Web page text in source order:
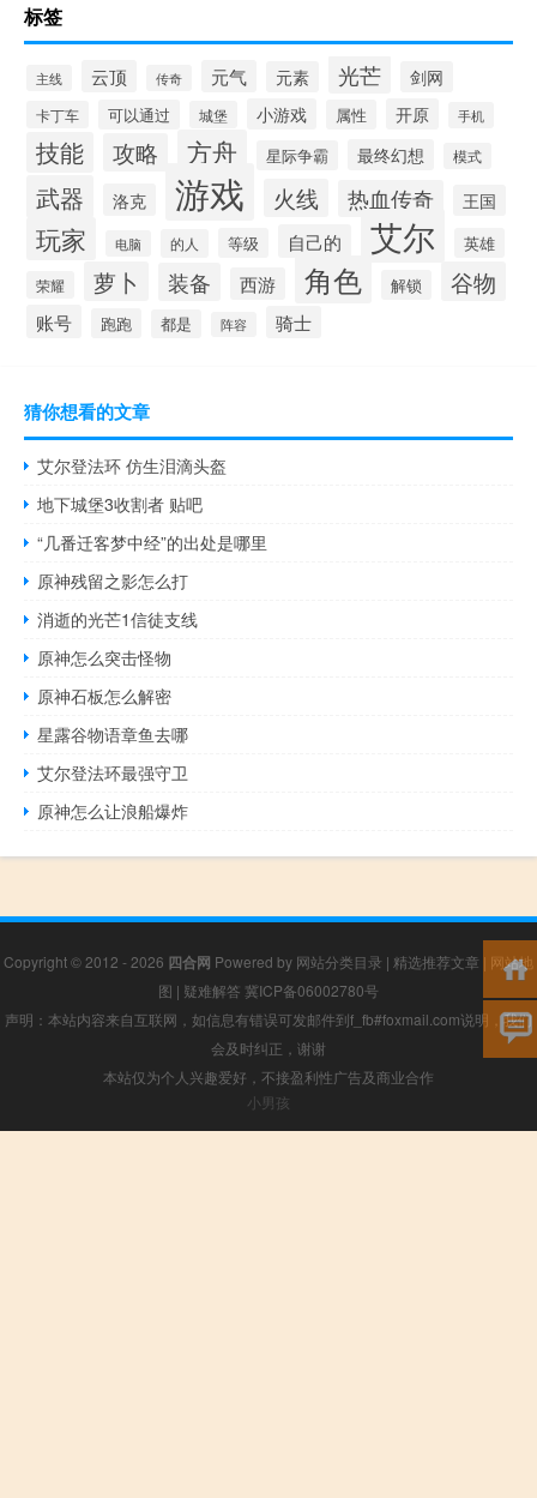
标签
主线 云顶 传奇 元气 元素 光芒 剑网
卡丁车 可以通过 城堡 小游戏 属性 开原 手机
技能 攻略 方舟 星际争霸 最终幻想 模式
武器 洛克 游戏 火线 热血传奇 王国
玩家 电脑 的人 等级 自己的 艾尔 英雄
荣耀 萝卜 装备 西游 角色 解锁 谷物
账号 跑跑 都是 阵容 骑士
猜你想看的文章
艾尔登法环 仿生泪滴头盔
地下城堡3收割者 贴吧
“几番迁客梦中经”的出处是哪里
原神残留之影怎么打
消逝的光芒1信徒支线
原神怎么突击怪物
原神石板怎么解密
星露谷物语章鱼去哪
艾尔登法环最强守卫
原神怎么让浪船爆炸
Copyright © 2012 - 2026 四合网 Powered by 网站分类目录 | 精选推荐文章 | 网站地
图 | 疑难解答 冀ICP备06002780号
声明：本站内容来自互联网，如信息有错误可发邮件到f_fb#foxmail.com说明，我们
会及时纠正，谢谢
本站仅为个人兴趣爱好，不接盈利性广告及商业合作
小男孩